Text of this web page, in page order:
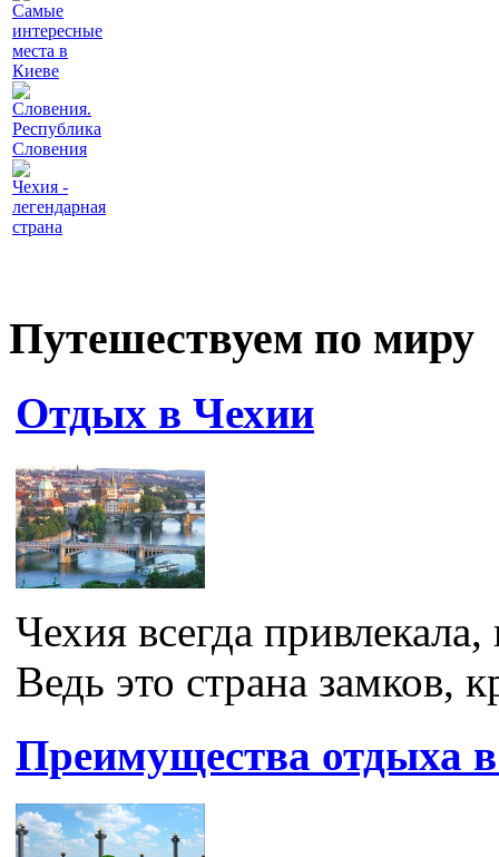
Самые
интересные
места в
Киеве
Словения.
Республика
Словения
Чехия -
легендарная
страна
Путешествуем по миру
Отдых в Чехии
Чехия всегда
Ведь это страна замков,
Преимущества отдыха